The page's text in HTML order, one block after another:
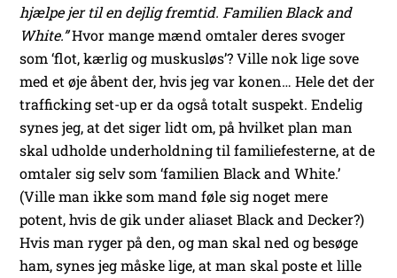
hjælpe jer til en dejlig fremtid. Familien Black and
White.”Hvor mange mænd omtaler deres svoger
som ‘flot, kærlig og muskusløs’? Ville nok lige sove
med et øje åbent der, hvis jeg var konen… Hele det der
trafficking set-up er da også totalt suspekt. Endelig
synes jeg, at det siger lidt om, på hvilket plan man
skal udholde underholdning til familiefesterne, at de
omtaler sig selv som ‘familien Black and White.’
(Ville man ikke som mand føle sig noget mere
potent, hvis de gik under aliaset Black and Decker?)
Hvis man ryger på den, og man skal ned og besøge
ham, synes jeg måske lige, at man skal poste et lille